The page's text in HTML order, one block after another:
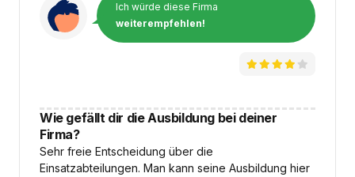
Ich würde diese Firma
weiterempfehlen!
Wie gefällt dir die Ausbildung bei deiner
Firma?
Sehr freie Entscheidung über die
Einsatzabteilungen. Man kann seine Ausbildung hier